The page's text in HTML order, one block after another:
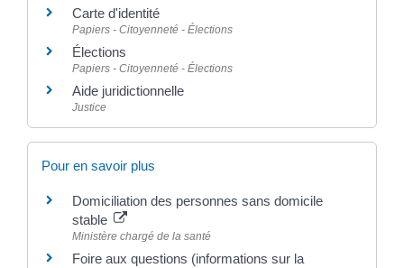
Carte d'identité
Papiers - Citoyenneté - Élections
Élections
Papiers - Citoyenneté - Élections
Aide juridictionnelle
Justice
Pour en savoir plus
Domiciliation des personnes sans domicile
stable
Ministère chargé de la santé
Foire aux questions (informations sur la